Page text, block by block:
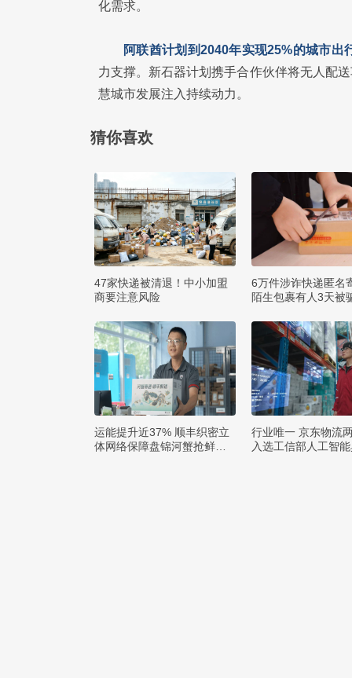
化需求。
阿联酋计划到2040年实现25%的城市出
力支撑。新石器计划携手合作伙伴将无人配
慧城市发展注入持续动力。
猜你喜欢
47家快递被清退！中小加盟
商要注意风险
6万件涉诈快递匿名
陌生包裹有人3天被
运能提升近37% 顺丰织密立
体网络保障盘锦河蟹抢鲜出
行业唯一 京东物流
入选工信部人工智